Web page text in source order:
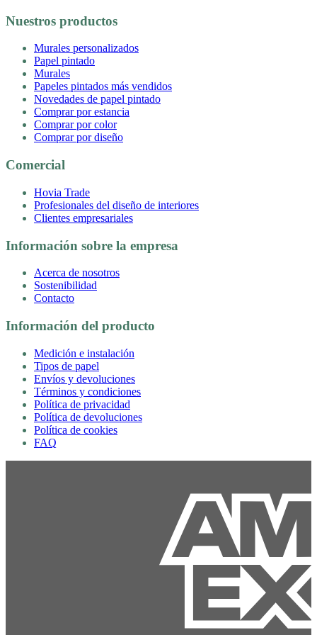
Nuestros productos
Murales personalizados
Papel pintado
Murales
Papeles pintados más vendidos
Novedades de papel pintado
Comprar por estancia
Comprar por color
Comprar por diseño
Comercial
Hovia Trade
Profesionales del diseño de interiores
Clientes empresariales
Información sobre la empresa
Acerca de nosotros
Sostenibilidad
Contacto
Información del producto
Medición e instalación
Tipos de papel
Envíos y devoluciones
Términos y condiciones
Política de privacidad
Política de devoluciones
Política de cookies
FAQ